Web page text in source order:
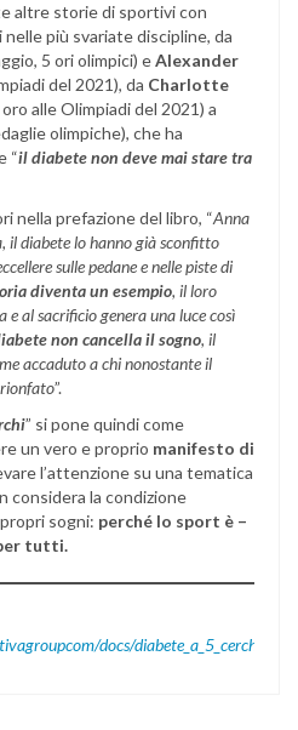
altre storie di sportivi con
più svariate discipline, da
5 ori olimpici) eAlexander
del 2021), da Charlotte
alle Olimpiadi del 2021) a
olimpiche), che ha
“il diabete non deve mai stare tra
nella prefazione del libro, “Anna
il diabete lo hanno già sconfitto
sulle pedane e nelle piste di
diventa un esempio, il loro
al sacrificio genera una luce così
non cancella il sogno, il
accaduto a chi nonostante il
”.
” si pone quindi come
un vero e proprio manifesto di
l’attenzione su una tematica
considera la condizione
sogni: perché lo sport è –
tutti.
docs/diabete_a_5_cerchi